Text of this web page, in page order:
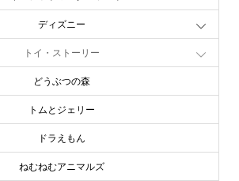
ディズニー
トイ・ストーリー
どうぶつの森
トムとジェリー
ドラえもん
ねむねむアニマルズ